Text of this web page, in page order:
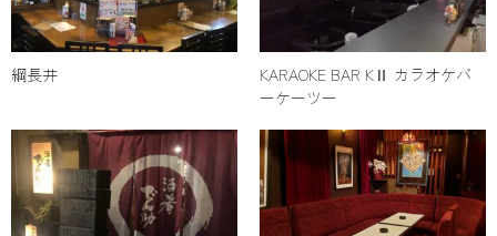
綱長井
KARAOKE BAR KⅡ カラオケバ
ーケーツー